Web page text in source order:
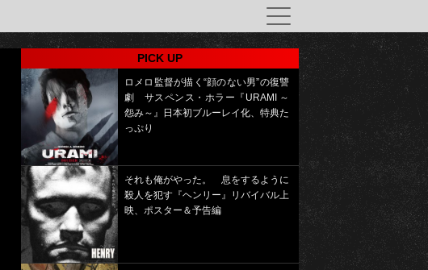
PICK UP
ロメロ監督が描く“顔のない男”の復讐
劇 サスペンス・ホラー『URAMI ～
怨み～』日本初ブルーレイ化、特典た
っぷり
それも俺がやった。 息をするように
殺人を犯す『ヘンリー』リバイバル上
映、ポスター＆予告編